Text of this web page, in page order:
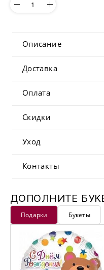
Описание
Доставка
Оплата
Скидки
Уход
Контакты
ДОПОЛНИТЕ
Подарки Букеты